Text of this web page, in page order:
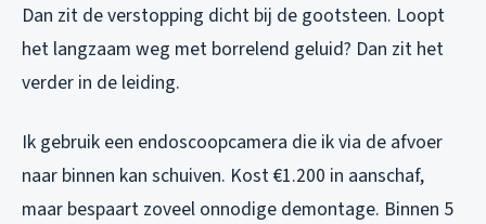
Dan zit de verstopping dicht bij de gootsteen. Loopt
het langzaam weg met borrelend geluid? Dan zit het
verder in de leiding.
Ik gebruik een endoscoopcamera die ik via de afvoer
naar binnen kan schuiven. Kost €1.200 in aanschaf,
maar bespaart zoveel onnodige demontage. Binnen 5